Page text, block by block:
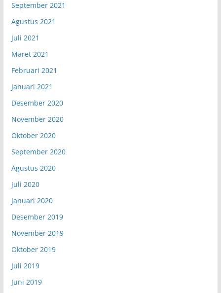
September 2021
Agustus 2021
Juli 2021
Maret 2021
Februari 2021
Januari 2021
Desember 2020
November 2020
Oktober 2020
September 2020
Agustus 2020
Juli 2020
Januari 2020
Desember 2019
November 2019
Oktober 2019
Juli 2019
Juni 2019